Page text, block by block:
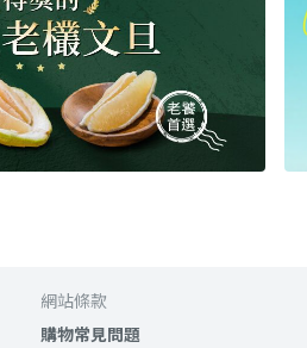
網站條款
購物常見問題